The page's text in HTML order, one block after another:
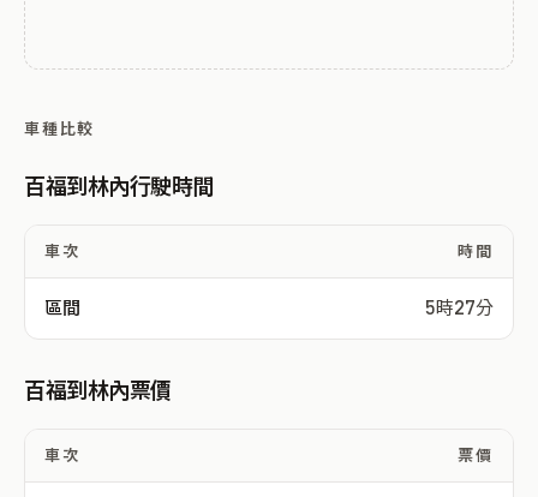
車種比較
百福到林內行駛時間
車次 時間
區間 5時27分
百福到林內票價
車次 票價